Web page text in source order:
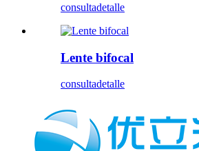
consultadetalle
Lente bifocal
consultadetalle